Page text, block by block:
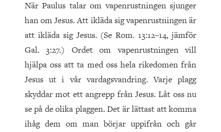
När Paulus talar om vapenrustningen sjunger
han om Jesus. Att ikläda sig vapenrustningen är
att ikläda sig Jesus. (Se Rom. 13:12–14, jämför
Gal. 3:27.) Ordet om vapenrustningen vill
hjälpa oss att ta med oss hela rikedomen från
Jesus ut i vår vardagsvandring. Varje plagg
skyddar mot ett angrepp från Jesus. Låt oss nu
se på de olika plaggen. Det är lättast att komma
ihåg dem om man börjar uppifrån och går